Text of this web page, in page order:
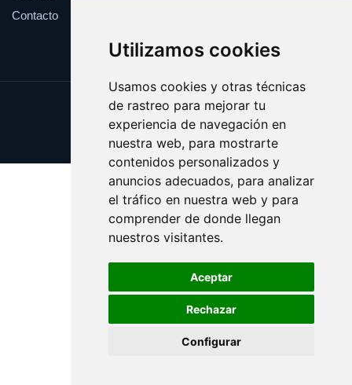
Utilizamos cookies
Usamos cookies y otras técnicas
de rastreo para mejorar tu
experiencia de navegación en
nuestra web, para mostrarte
contenidos personalizados y
anuncios adecuados, para analizar
el tráfico en nuestra web y para
comprender de donde llegan
nuestros visitantes.
Aceptar
Rechazar
Configurar
Contacto
Update cookies preferences
Copyright © 2025 puntoacceso.es